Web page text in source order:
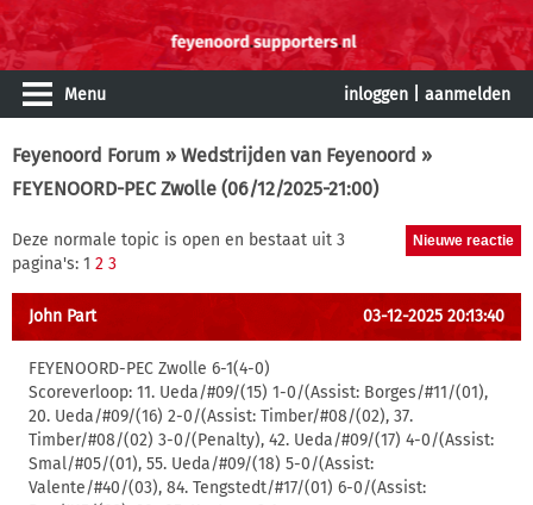
Menu inloggen aanmelden
Feyenoord Forum » Wedstrijden van Feyenoord »
FEYENOORD-PEC Zwolle (06/12/2025-21:00)
Deze normale topic is open en bestaat uit 3
pagina's: 1 2 3
John Part 03-12-2025 20:13:40
FEYENOORD-PEC Zwolle 6-1(4-0)
Scoreverloop: 11. Ueda/#09/(15) 1-0/(Assist: Borges/#11/(01),
20. Ueda/#09/(16) 2-0/(Assist: Timber/#08/(02), 37.
Timber/#08/(02) 3-0/(Penalty), 42. Ueda/#09/(17) 4-0/(Assist:
Smal/#05/(01), 55. Ueda/#09/(18) 5-0/(Assist:
Valente/#40/(03), 84. Tengstedt/#17/(01) 6-0/(Assist: